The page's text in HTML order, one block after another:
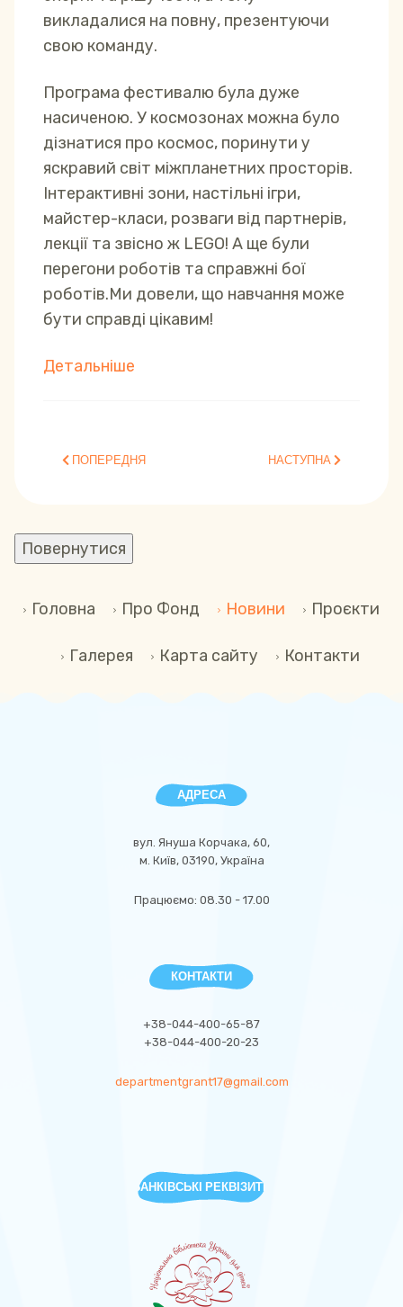
викладалися на повну, презентуючи
свою команду.
Програма фестивалю була дуже
насиченою. У космозонах можна було
дізнатися про космос, поринути у
яскравий світ міжпланетних просторів.
Інтерактивні зони, настільні ігри,
майстер-класи, розваги від партнерів,
лекції та звісно ж LEGO! А ще були
перегони роботів та справжні бої
роботів.Ми довели, що навчання може
бути справді цікавим!
Детальніше
ПОПЕРЕДНЯ СТАТТЯ: ПРОГРАМА «ПСИХОНАВІГАТОР»
ПОПЕРЕДНЯ НАСТУПНА СТАТТЯ:
НАСТУПНА
Головна Про Фонд Новини Проєкти
Галерея Карта сайту Контакти
АДРЕСА
вул. Януша Корчака, 60,
м. Київ, 03190, Україна
Працюємо: 08.30 - 17.00
КОНТАКТИ
+38-044-400-65-87
+38-044-400-20-23
departmentgrant17@gmail.com
БАНКІВСЬКІ РЕКВІЗИТИ